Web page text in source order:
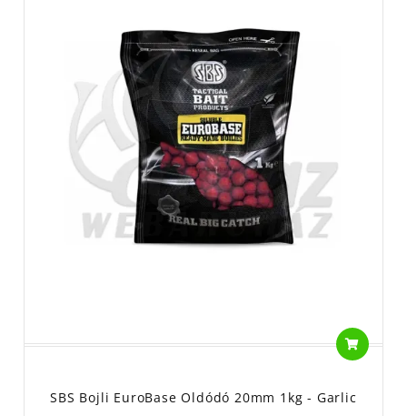
SBS Bojli EuroBase Oldódó 20mm 1kg - Garlic